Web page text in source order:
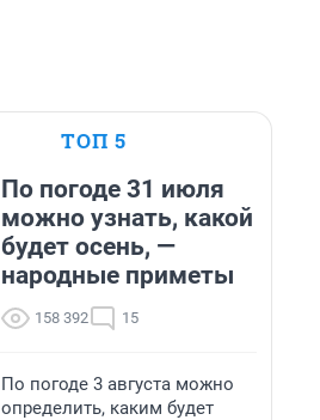
ТОП 5
По погоде 31 июля
можно узнать, какой
будет осень, —
народные приметы
158 392 15
По погоде 3 августа можно
определить, каким будет